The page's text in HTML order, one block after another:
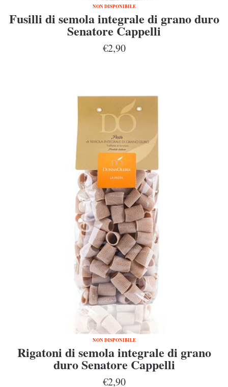
NON DISPONIBILE
Fusilli di semola integrale di grano duro
Senatore Cappelli
€2,90
NON DISPONIBILE
Rigatoni di semola integrale di grano
duro Senatore Cappelli
€2,90